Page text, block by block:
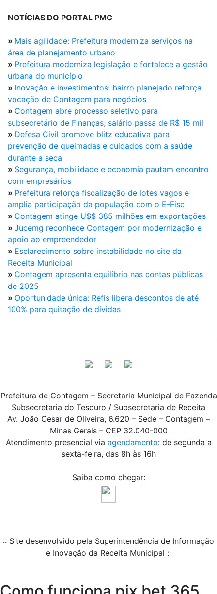
NOTÍCIAS DO PORTAL PMC
» Mais agilidade: Prefeitura moderniza serviços na
área de planejamento urbano
» Prefeitura moderniza legislação e fortalece a gestão
urbana do município
» Inovação e investimentos: bairro planejado reforça
vocação de Contagem para negócios
» Contagem abre processo seletivo para
subsecretário de Finanças; salário passa de R$ 15 mil
» Defesa Civil promove blitz educativa para
prevenção de queimadas e cuidados com a saúde
durante a seca
» Segurança, mobilidade e economia pautam encontro
com empresários
» Prefeitura reforça fiscalização de lotes vagos e
amplia participação da população com o E-Fisc
» Contagem atinge U$$ 385 milhões em exportações
» Jucemg reconhece Contagem por modernização e
apoio ao empreendedor
» Esclarecimento sobre instabilidade no site da
Receita Municipal
» Contagem apresenta equilíbrio nas contas públicas
de 2025
» Oportunidade única: Refis libera descontos de até
100% para quitação de dívidas
Prefeitura de Contagem – Secretaria Municipal de Fazenda
Subsecretaria do Tesouro / Subsecretaria de Receita
Av. João Cesar de Oliveira, 6.620 – Sede – Contagem –
Minas Gerais – CEP 32.040-000
Atendimento presencial via agendamento: de segunda a
sexta-feira, das 8h às 16h
Saiba como chegar:
:: Site desenvolvido pela Superintendência de Informação
e Inovação da Receita Municipal ::